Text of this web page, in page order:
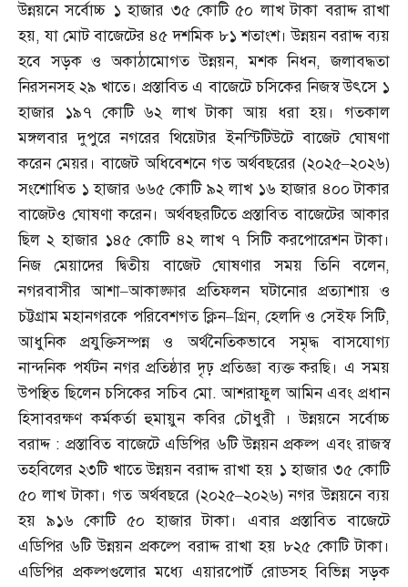
উন্নয়নে সর্বোচ্চ ১ হাজার ৩৫ কোটি ৫০ লাখ টাকা বরাদ্দ রাখা
হয়,যা মোট বাজেটের ৪৫ দশমিক ৮১ শতাংশ। উন্নয়ন বরাদ্দ ব্যয়
হবে সড়ক ও অকাঠামোগত উন্নয়ন,মশক নিধন,জলাবদ্ধতা
নিরসনসহ ২৯ খাতে। প্রস্তাবিত এ বাজেটে চসিকের নিজস্ব উৎসে ১
হাজার ১৯৭ কোটি ৬২ লাখ টাকা আয় ধরা হয়। গতকাল
মঙ্গলবার দুপুরে নগরের থিয়েটার ইনস্টিটিউটে বাজেট ঘোষণা
করেন মেয়র। বাজেট অধিবেশনে গত অর্থবছরের (২০২৫–২০২৬)
সংশোধিত ১ হাজার ৬৬৫ কোটি ৯২ লাখ ১৬ হাজার ৪০০ টাকার
বাজেটও ঘোষণা করেন। অর্থবছরটিতে প্রস্তাবিত বাজেটের আকার
ছিল ২ হাজার ১৪৫ কোটি ৪২ লাখ ৭ সিটি করপোরেশন টাকা।
নিজ মেয়াদের দ্বিতীয় বাজেট ঘোষণার সময় তিনি বলেন,
নগরবাসীর আশা–আকাঙ্ক্ষার প্রতিফলন ঘটানোর প্রত্যাশায় ও
চট্টগ্রাম মহানগরকে পরিবেশগত ক্লিন–গ্রিন,হেলদি ও সেইফ সিটি,
আধুনিক প্রযুক্তিসম্পন্ন ও অর্থনৈতিকভাবে সমৃদ্ধ বাসযোগ্য
নান্দনিক পর্যটন নগর প্রতিষ্ঠার দৃঢ় প্রতিজ্ঞা ব্যক্ত করছি। এ সময়
উপস্থিত ছিলেন চসিকের সচিব মো.আশরাফুল আমিন এবং প্রধান
হিসাবরক্ষণ কর্মকর্তা হুমায়ুন কবির চৌধুরী । উন্নয়নে সর্বোচ্চ
বরাদ্দ : প্রস্তাবিত বাজেটে এডিপির ৬টি উন্নয়ন প্রকল্প এবং রাজস্ব
তহবিলের ২৩টি খাতে উন্নয়ন বরাদ্দ রাখা হয় ১ হাজার ৩৫ কোটি
৫০ লাখ টাকা। গত অর্থবছরে (২০২৫–২০২৬)নগর উন্নয়নে ব্যয়
হয় ৯১৬ কোটি ৫০ হাজার টাকা। এবার প্রস্তাবিত বাজেটে
এডিপির ৬টি উন্নয়ন প্রকল্পে বরাদ্দ রাখা হয় ৮২৫ কোটি টাকা।
এডিপির প্রকল্পগুলোর মধ্যে এয়ারপোর্ট রোডসহ বিভিন্ন সড়ক